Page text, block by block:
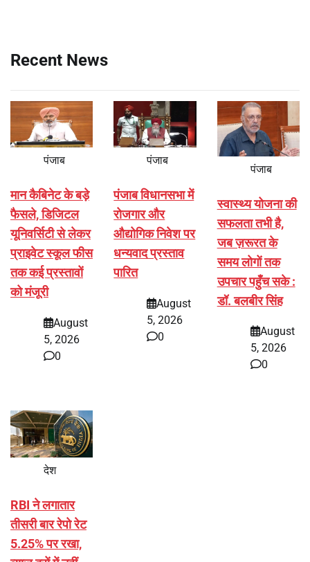
Recent News
पंजाब
मान कैबिनेट के बड़े
फैसले, डिजिटल
यूनिवर्सिटी से लेकर
प्राइवेट स्कूल फीस
तक कई प्रस्तावों
को मंजूरी
August
5, 2026
0
पंजाब
पंजाब विधानसभा में
रोजगार और
औद्योगिक निवेश पर
धन्यवाद प्रस्ताव
पारित
August
5, 2026
0
पंजाब
स्वास्थ्य योजना की
सफलता तभी है,
जब ज़रूरत के
समय लोगों तक
उपचार पहुँच सके :
डॉ. बलबीर सिंह
August
5, 2026
0
देश
RBI ने लगातार
तीसरी बार रेपो रेट
5.25% पर रखा,